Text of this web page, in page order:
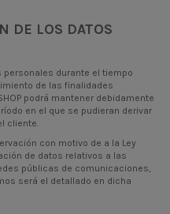
DE LOS DATOS
personales durante el tiempo
de las finalidades
podrá mantener debidamente
en el que se pudieran derivar
cliente.
con motivo de a la Ley
de datos relativos a las
públicas de comunicaciones,
será el detallado en dicha